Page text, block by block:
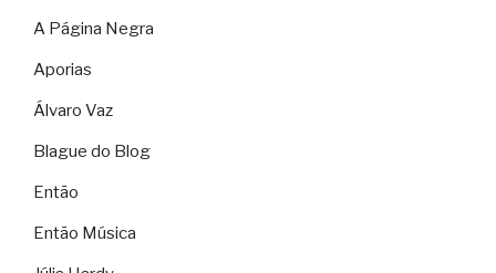
A Página Negra
Aporias
Álvaro Vaz
Blague do Blog
Então
Então Música